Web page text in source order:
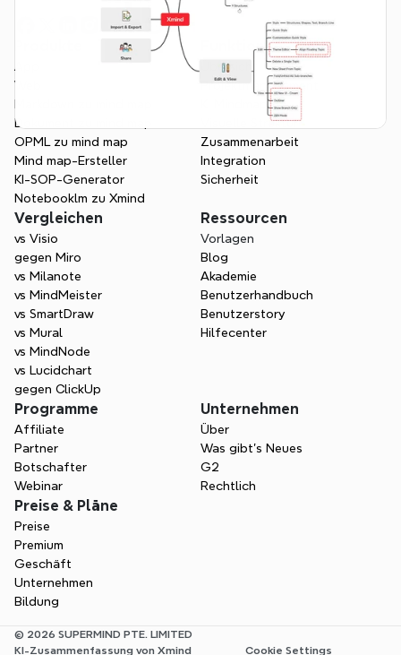
App
Web
Dokument zu mind map
OPML zu mind map
Mind map-Ersteller
KI-SOP-Generator
Notebooklm zu Xmind
Funktionen
Übersicht
Projektmanagement
Visuelle Struktur
Zusammenarbeit
Integration
Sicherheit
Vergleichen
vs Visio
gegen Miro
vs Milanote
vs MindMeister
vs SmartDraw
vs Mural
vs MindNode
vs Lucidchart
gegen ClickUp
Ressourcen
Vorlagen
Blog
Akademie
Benutzerhandbuch
Benutzerstory
Hilfecenter
Programme
Affiliate
Partner
Botschafter
Webinar
Unternehmen
Über
Was gibt's Neues
G2
Rechtlich
Preise & Pläne
Preise
Premium
Geschäft
Unternehmen
Bildung
© 2026 SUPERMIND PTE. LIMITED
KI-Zusammenfassung von Xmind
Cookie Settings